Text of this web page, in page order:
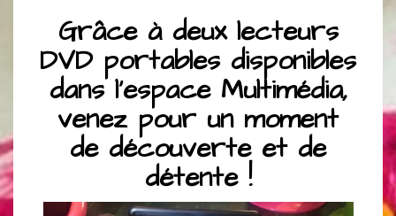
Grâce à deux lecteurs
DVD portables disponibles
dans l’espace Multimédia,
venez pour un moment
de découverte et de
détente !